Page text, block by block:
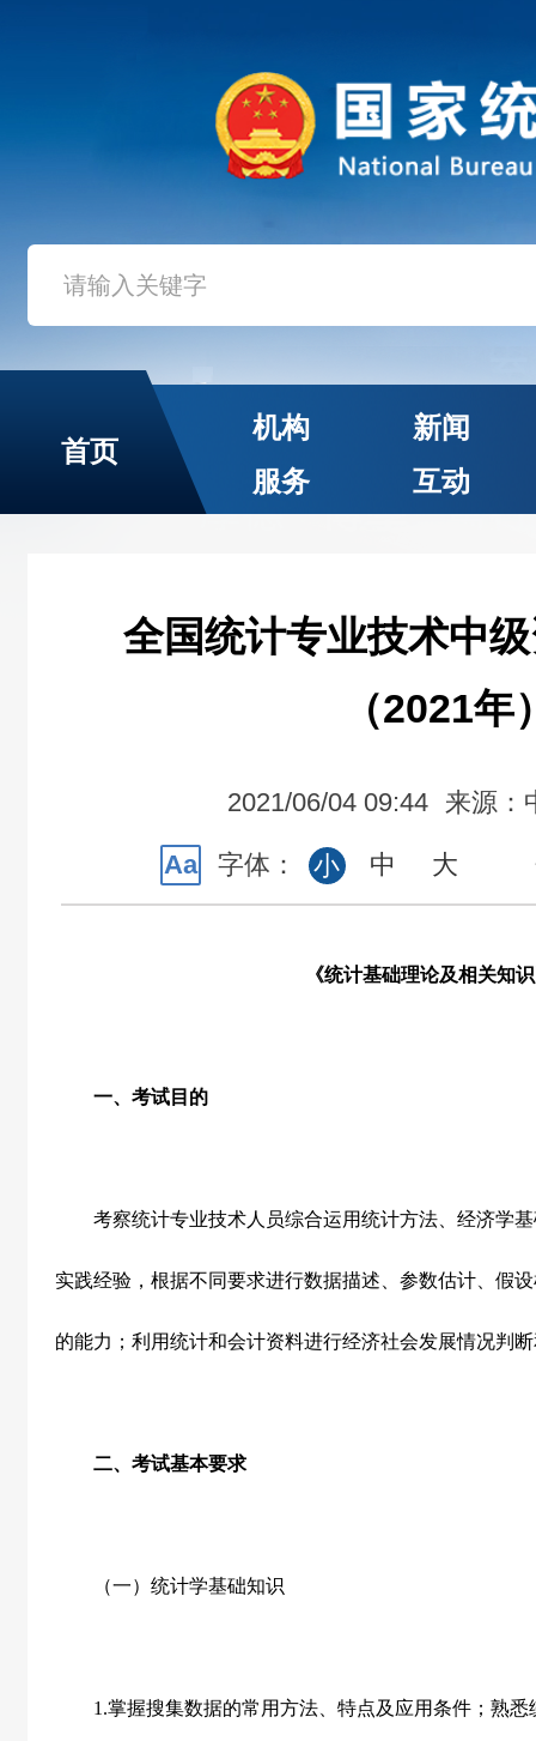
首页
机构
新闻
服务
互动
全国统计专业技术中
（2021年
2021/06/04 09:44 来源：
Aa 字体： 小 中 大
《统计基础理论及相关知
一、考试目的
考察统计专业技术人员综合运用统计方法、经济学基
实践经验，根据不同要求进行数据描述、参数估计、假
的能力；利用统计和会计资料进行经济社会发展情况判
二、考试基本要求
（一）统计学基础知识
1.掌握搜集数据的常用方法、特点及应用条件；熟